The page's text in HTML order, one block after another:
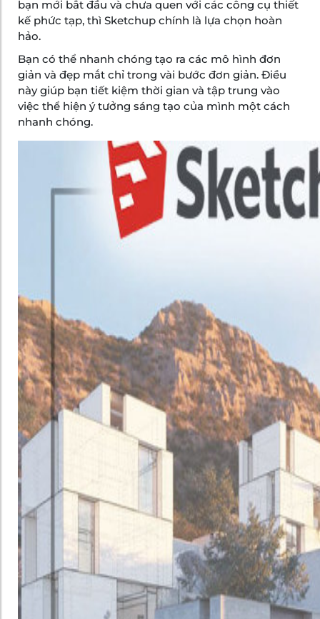
bạn mới bắt đầu và chưa quen với các công cụ thiết
kế phức tạp, thì Sketchup chính là lựa chọn hoàn
hảo.
Bạn có thể nhanh chóng tạo ra các mô hình đơn
giản và đẹp mắt chỉ trong vài bước đơn giản. Điều
này giúp bạn tiết kiệm thời gian và tập trung vào
việc thể hiện ý tưởng sáng tạo của mình một cách
nhanh chóng.